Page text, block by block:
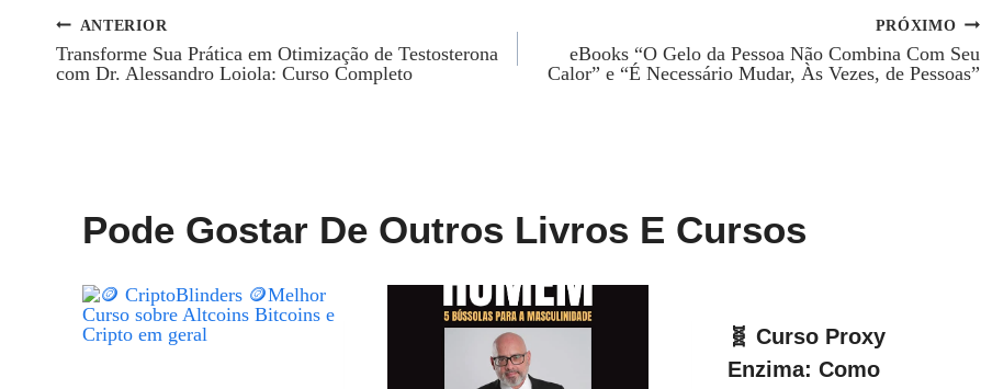
Navegação
ANTERIOR
Transforme Sua Prática em Otimização de Testosterona
com Dr. Alessandro Loiola: Curso Completo
PRÓXIMO
eBooks “O Gelo da Pessoa Não Combina Com Seu
Calor” e “É Necessário Mudar, Às Vezes, de Pessoas”
Pode Gostar De Outros Livros E Cursos
🧬 Curso Proxy
Enzima: Como